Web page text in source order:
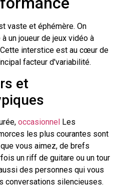
vaste et éphémère. On
un joueur de jeux vidéo à
interstice est au cœur de
facteur d'variabilité.
et
occasionnel Les
les plus courantes sont
vous aimez, de brefs
un riff de guitare ou un tour
des personnes qui vous
conversations silencieuses.